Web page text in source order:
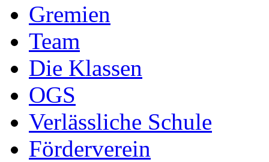
Gremien
Team
Die Klassen
OGS
Verlässliche Schule
Förderverein